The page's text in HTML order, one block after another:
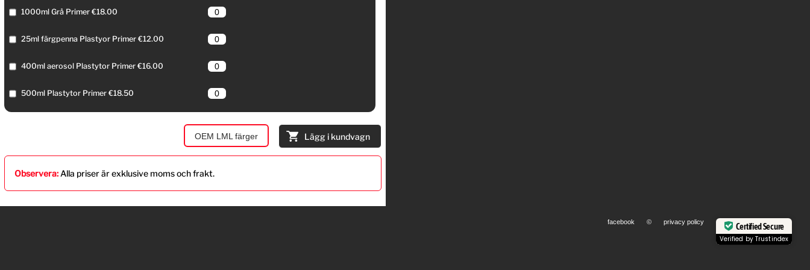
1000ml Grå Primer €18.00
25ml färgpenna Plastyor Primer €12.00
400ml aerosol Plastytor Primer €16.00
500ml Plastytor Primer €18.50
Lägg i kundvagn
OEM LML färger
Observera: Alla priser är exklusive moms och frakt.
facebook © privacy policy Certified Secure
Verified by Trustindex